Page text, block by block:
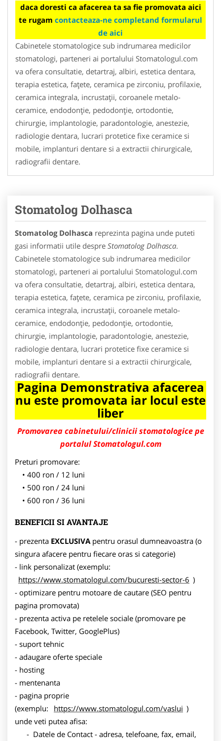
daca doresti ca afacerea ta sa fie promovata aici
te rugam contacteaza-ne completand formularul
de aici
Cabinetele stomatologice sub indrumarea medicilor
stomatologi, parteneri ai portalului Stomatologul.com
va ofera consultatie, detartraj, albiri, estetica dentara,
terapia estetica, faţete, ceramica pe zirconiu, profilaxie,
ceramica integrala, incrustaţii, coroanele metalo-
ceramice, endodonţie, pedodonţie, ortodontie,
chirurgie, implantologie, paradontologie, anestezie,
radiologie dentara, lucrari protetice fixe ceramice si
mobile, implanturi dentare si a extractii chirurgicale,
radiografii dentare.
Stomatolog Dolhasca
Stomatolog Dolhasca reprezinta pagina unde puteti
gasi informatii utile despre Stomatolog Dolhasca.
Cabinetele stomatologice sub indrumarea medicilor
stomatologi, parteneri ai portalului Stomatologul.com
va ofera consultatie, detartraj, albiri, estetica dentara,
terapia estetica, faţete, ceramica pe zirconiu, profilaxie,
ceramica integrala, incrustaţii, coroanele metalo-
ceramice, endodonţie, pedodonţie, ortodontie,
chirurgie, implantologie, paradontologie, anestezie,
radiologie dentara, lucrari protetice fixe ceramice si
mobile, implanturi dentare si a extractii chirurgicale,
radiografii dentare.
Pagina Demonstrativa afacerea
nu este promovata iar locul este
liber
Promovarea cabinetului/clinicii stomatologice pe
portalul Stomatologul.com
Preturi promovare:
400 ron / 12 luni
500 ron / 24 luni
600 ron / 36 luni
BENEFICII SI AVANTAJE
- prezenta EXCLUSIVA pentru orasul dumneavoastra (o
singura afacere pentru fiecare oras si categorie)
- link personalizat (exemplu:
https://www.stomatologul.com/bucuresti-sector-6 )
- optimizare pentru motoare de cautare (SEO pentru
pagina promovata)
- prezenta activa pe retelele sociale (promovare pe
Facebook, Twitter, GooglePlus)
- suport tehnic
- adaugare oferte speciale
- hosting
- mentenanta
- pagina proprie
(exemplu:
https://www.stomatologul.com/vaslui )
unde veti putea afisa:
- Datele de Contact - adresa, telefoane, fax, email,